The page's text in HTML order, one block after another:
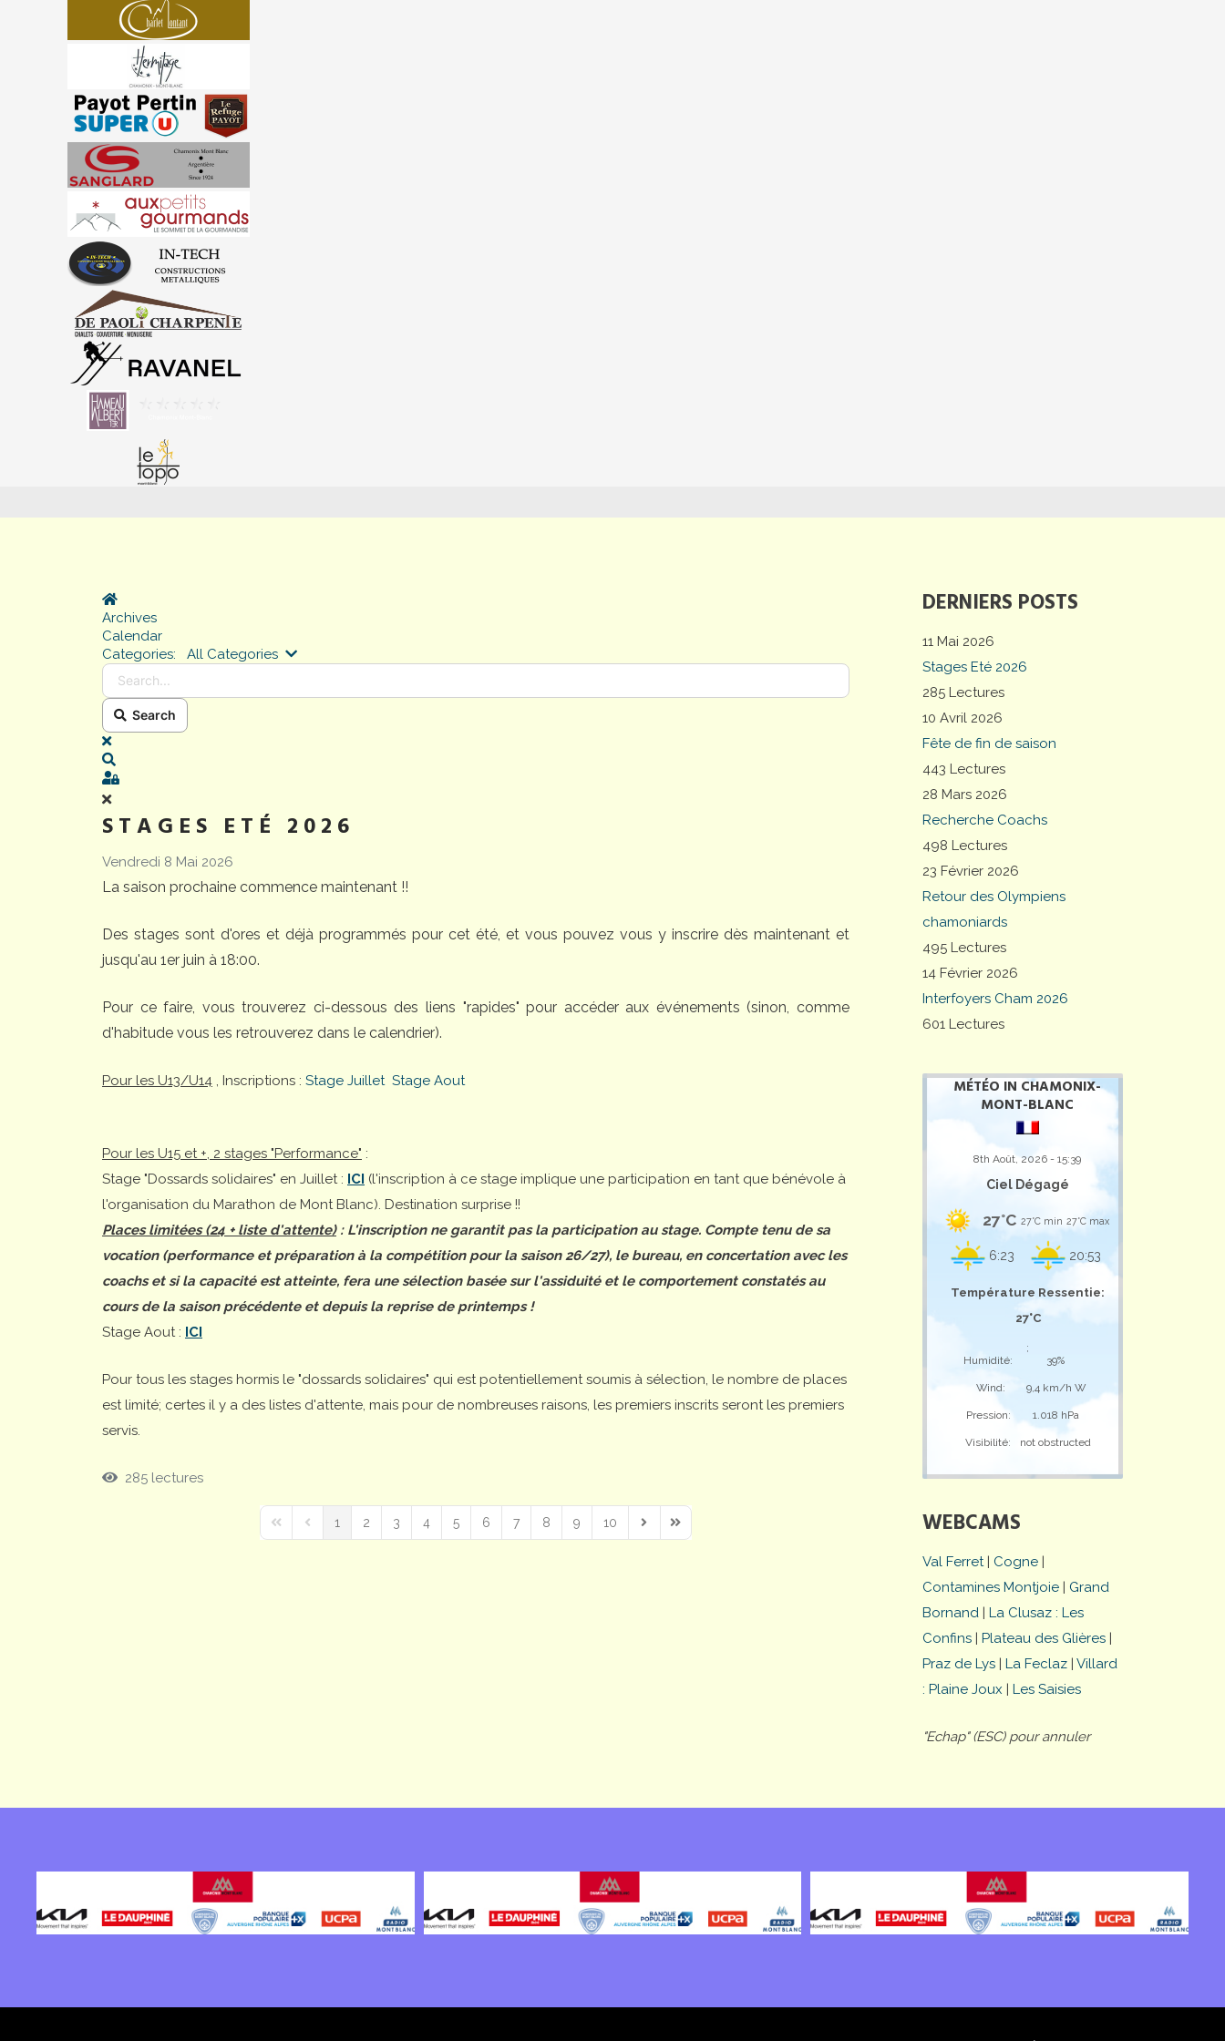
DERNIERS POSTS
11 Mai 2026
Stages Eté 2026
285 Lectures
10 Avril 2026
Fête de fin de saison
443 Lectures
28 Mars 2026
Recherche Coachs
498 Lectures
23 Février 2026
Retour des Olympiens
chamoniards
495 Lectures
14 Février 2026
Interfoyers Cham 2026
601 Lectures
MÉTÉO IN CHAMONIX-
MONT-BLANC
8th Août, 2026 - 15:39
Ciel Dégagé
27°C 27°C min 27°C max
6:23 20:53
Température Ressentie:
27°C
;
Humidité:
39%
Wind: 9,4 km/h W
Pression: 1.018 hPa
Visibilité: not obstructed
WEBCAMS
Val Ferret| Cogne |
Contamines Montjoie | Grand
Bornand | La Clusaz : Les
Confins | Plateau des Glières |
Praz de Lys | La Feclaz | Villard
: Plaine Joux | Les Saisies
"Echap" (ESC) pour annuler
Home
Archives
Calendar
Categories:
All Categories Search...
Search
x
Sign In
STAGES ETÉ 2026
Vendredi 8 Mai 2026
La saison prochaine commence maintenant !!
Des stages sont d'ores et déjà programmés pour cet été, et vous pouvez vous y inscrire dès maintenant et
jusqu'au 1er juin à 18:00.
Pour ce faire, vous trouverez ci-dessous des liens "rapides" pour accéder aux événements (sinon, comme
d'habitude vous les retrouverez dans le calendrier).
Pour les U13/U14 , Inscriptions : Stage Juillet Stage Aout
Pour les U15 et +, 2 stages "Performance" :
Stage "Dossards solidaires" en Juillet : ICI (l'inscription à ce stage implique une participation en tant que bénévole à
l'organisation du Marathon de Mont Blanc). Destination surprise !!
Places limitées (24 + liste d'attente): L'inscription ne garantit pas la participation au stage. Compte tenu de sa
vocation (performance et préparation à la compétition pour la saison 26/27), le bureau, en concertation avec les
coachs et si la capacité est atteinte, fera une sélection basée sur l'assiduité et le comportement constatés au
cours de la saison précédente et depuis la reprise de printemps !
Stage Aout : ICI
Pour tous les stages hormis le "dossards solidaires" qui est potentiellement soumis à sélection, le nombre de places
est limité; certes il y a des listes d'attente, mais pour de nombreuses raisons, les premiers inscrits seront les premiers
servis.
285 lectures
First PagePrevious Page
1 2 3 4 5 6 7 8 9 10
Next PageLast Page